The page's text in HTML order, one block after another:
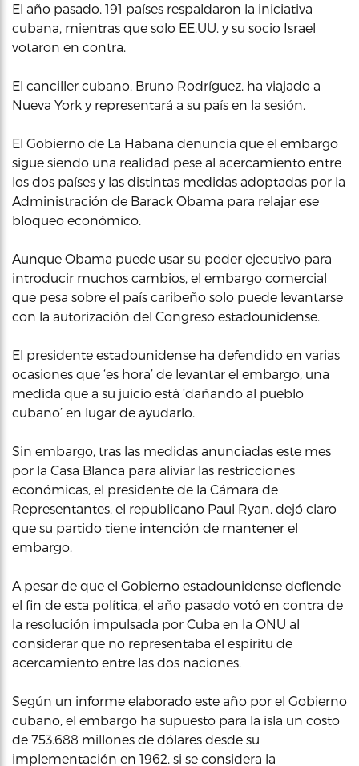
El año pasado, 191 países respaldaron la iniciativa
cubana, mientras que solo EE.UU. y su socio Israel
votaron en contra.
El canciller cubano, Bruno Rodríguez, ha viajado a
Nueva York y representará a su país en la sesión.
El Gobierno de La Habana denuncia que el embargo
sigue siendo una realidad pese al acercamiento entre
los dos países y las distintas medidas adoptadas por la
Administración de Barack Obama para relajar ese
bloqueo económico.
Aunque Obama puede usar su poder ejecutivo para
introducir muchos cambios, el embargo comercial
que pesa sobre el país caribeño solo puede levantarse
con la autorización del Congreso estadounidense.
El presidente estadounidense ha defendido en varias
ocasiones que ‘es hora’ de levantar el embargo, una
medida que a su juicio está ‘dañando al pueblo
cubano’ en lugar de ayudarlo.
Sin embargo, tras las medidas anunciadas este mes
por la Casa Blanca para aliviar las restricciones
económicas, el presidente de la Cámara de
Representantes, el republicano Paul Ryan, dejó claro
que su partido tiene intención de mantener el
embargo.
A pesar de que el Gobierno estadounidense defiende
el fin de esta política, el año pasado votó en contra de
la resolución impulsada por Cuba en la ONU al
considerar que no representaba el espíritu de
acercamiento entre las dos naciones.
Según un informe elaborado este año por el Gobierno
cubano, el embargo ha supuesto para la isla un costo
de 753.688 millones de dólares desde su
implementación en 1962, si se considera la